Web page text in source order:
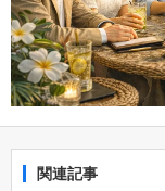
関連記事